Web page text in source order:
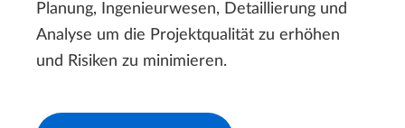
Planung, Ingenieurwesen, Detaillierung und
Analyse um die Projektqualität zu erhöhen
und Risiken zu minimieren.